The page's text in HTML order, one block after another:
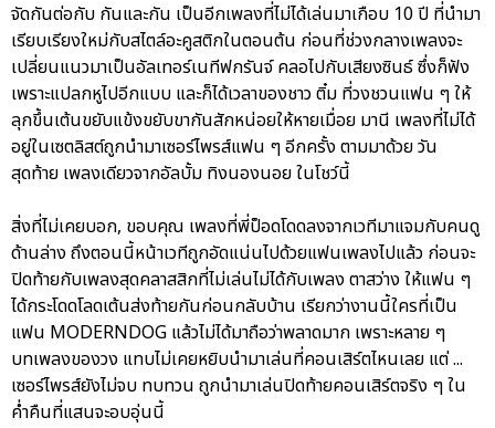
จัดกันต่อกับ กันและกัน เป็นอีกเพลงที่ไม่ได้เล่นมาเกือบ 10 ปี ที่นำมา
เรียบเรียงใหม่กับสไตล์อะคูสติกในตอนต้น ก่อนที่ช่วงกลางเพลงจะ
เปลี่ยนแนวมาเป็นอัลเทอร์เนทีฟกรันจ์ คลอไปกับเสียงซินธ์ ซึ่งก็ฟัง
เพราะแปลกหูไปอีกแบบ และก็ได้เวลาของชาว ติ๋ม ที่วงชวนแฟน ๆ ให้
ลุกขึ้นเต้นขยับแข้งขยับขากันสักหน่อยให้หายเมื่อย มานี เพลงที่ไม่ได้
อยู่ในเซตลิสต์ถูกนำมาเซอร์ไพรส์แฟน ๆ อีกครั้ง ตามมาด้วย วัน
สุดท้าย เพลงเดียวจากอัลบั้ม ทิงนองนอย ในโชว์นี้
สิ่งที่ไม่เคยบอก, ขอบคุณ เพลงที่พี่ป็อดโดดลงจากเวทีมาแจมกับคนดู
ด้านล่าง ถึงตอนนี้หน้าเวทีถูกอัดแน่นไปด้วยแฟนเพลงไปแล้ว ก่อนจะ
ปิดท้ายกับเพลงสุดคลาสสิกที่ไม่เล่นไม่ได้กับเพลง ตาสว่าง ให้แฟน ๆ
ได้กระโดดโลดเต้นส่งท้ายกันก่อนกลับบ้าน เรียกว่างานนี้ใครที่เป็น
แฟน MODERNDOG แล้วไม่ได้มาถือว่าพลาดมาก เพราะหลาย ๆ
บทเพลงของวง แทบไม่เคยหยิบนำมาเล่นที่คอนเสิร์ตไหนเลย แต่ ...
เซอร์ไพรส์ยังไม่จบ ทบทวน ถูกนำมาเล่นปิดท้ายคอนเสิร์ตจริง ๆ ใน
ค่ำคืนที่แสนจะอบอุ่นนี้